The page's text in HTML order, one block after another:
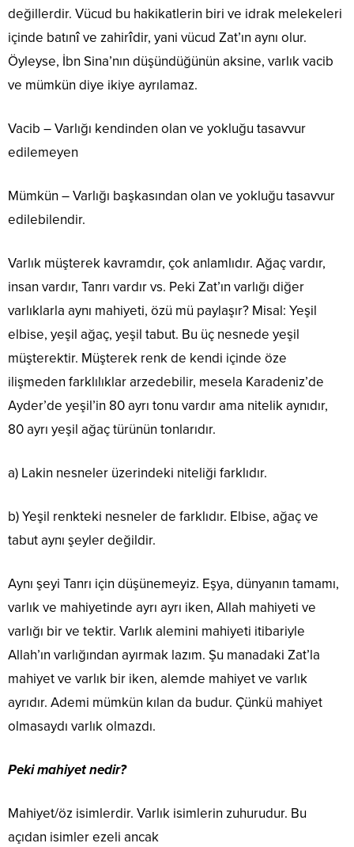
değillerdir. Vücud bu hakikatlerin biri ve idrak melekeleri
içinde batınî ve zahirîdir, yani vücud Zat’ın aynı olur.
Öyleyse, İbn Sina’nın düşündüğünün aksine, varlık vacib
ve mümkün diye ikiye ayrılamaz.
Vacib – Varlığı kendinden olan ve yokluğu tasavvur
edilemeyen
Mümkün – Varlığı başkasından olan ve yokluğu tasavvur
edilebilendir.
Varlık müşterek kavramdır, çok anlamlıdır. Ağaç vardır,
insan vardır, Tanrı vardır vs. Peki Zat’ın varlığı diğer
varlıklarla aynı mahiyeti, özü mü paylaşır? Misal: Yeşil
elbise, yeşil ağaç, yeşil tabut. Bu üç nesnede yeşil
müşterektir. Müşterek renk de kendi içinde öze
ilişmeden farklılıklar arzedebilir, mesela Karadeniz’de
Ayder’de yeşil’in 80 ayrı tonu vardır ama nitelik aynıdır,
80 ayrı yeşil ağaç türünün tonlarıdır.
a) Lakin nesneler üzerindeki niteliği farklıdır.
b) Yeşil renkteki nesneler de farklıdır. Elbise, ağaç ve
tabut aynı şeyler değildir.
Aynı şeyi Tanrı için düşünemeyiz. Eşya, dünyanın tamamı,
varlık ve mahiyetinde ayrı ayrı iken, Allah mahiyeti ve
varlığı bir ve tektir. Varlık alemini mahiyeti itibariyle
Allah’ın varlığından ayırmak lazım. Şu manadaki Zat’la
mahiyet ve varlık bir iken, alemde mahiyet ve varlık
ayrıdır. Ademi mümkün kılan da budur. Çünkü mahiyet
olmasaydı varlık olmazdı.
Peki mahiyet nedir?
Mahiyet/öz isimlerdir. Varlık isimlerin zuhurudur. Bu
açıdan isimler ezeli ancak